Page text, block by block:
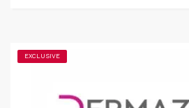
EXCLUSIVE